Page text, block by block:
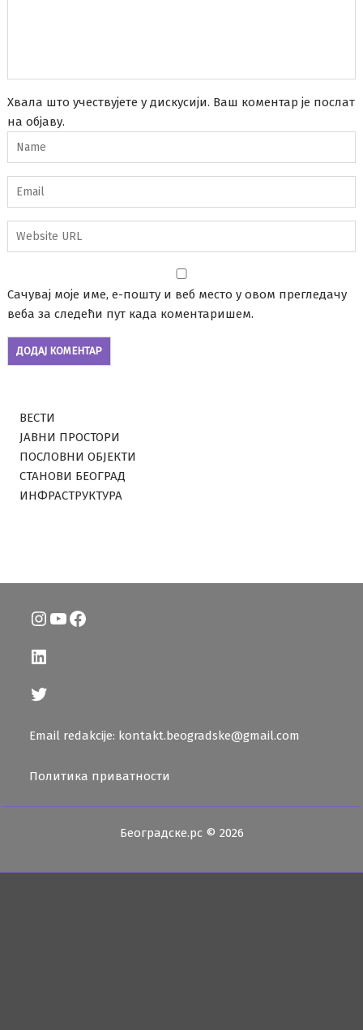
Хвала што учествујете у дискусији. Ваш коментар је послат
на објаву.
Сачувај моје име, е-пошту и веб место у овом прегледачу
веба за следећи пут када коментаришем.
ВЕСТИ
ЈАВНИ ПРОСТОРИ
ПОСЛОВНИ ОБЈЕКТИ
СТАНОВИ БЕОГРАД
ИНФРАСТРУКТУРА
Instagram
YouTube
Facebook
LinkedIn
Twitter
Email redakcije: kontakt.beogradske@gmail.com
Политика приватности
Београдске.рс © 2026